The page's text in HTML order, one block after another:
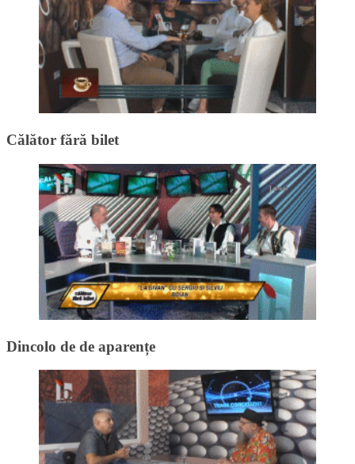
Călător fără bilet
Dincolo de de aparențe